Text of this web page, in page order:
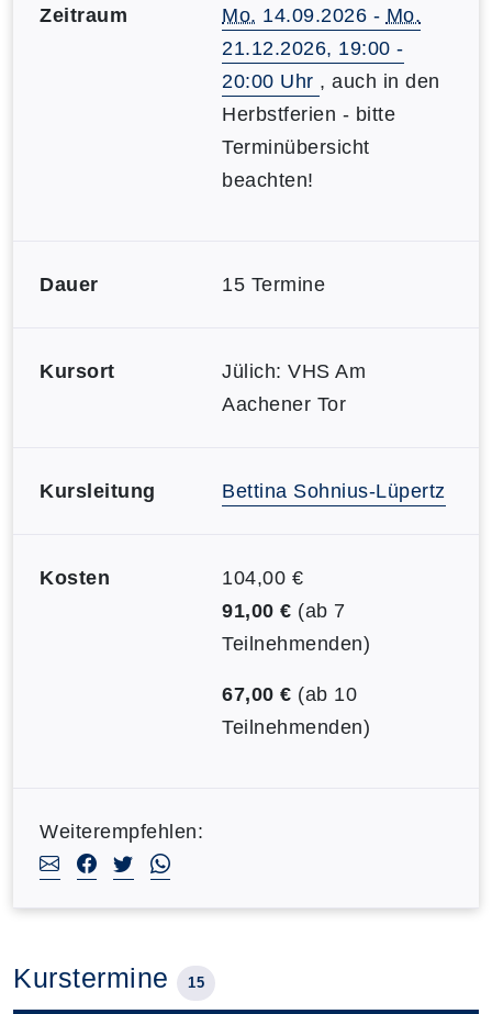
Zeitraum Mo. 14.09.2026 - Mo.
21.12.2026, 19:00 -
20:00 Uhr , auch in den
Herbstferien - bitte
Terminübersicht
beachten!
Dauer 15 Termine
Kursort
Jülich: VHS Am
Aachener Tor
Kursleitung Bettina Sohnius-Lüpertz
Kosten
104,00 €
91,00 € (ab 7
Teilnehmenden)
67,00 € (ab 10
Teilnehmenden)
Weiterempfehlen:
Kurstermine 15